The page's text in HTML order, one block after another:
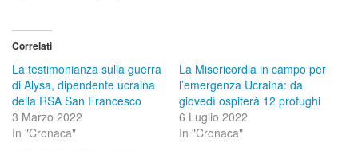
Correlati
La testimonianza sulla guerra
di Alysa, dipendente ucraina
della RSA San Francesco
3 Marzo 2022
In "Cronaca"
La Misericordia in campo per
l’emergenza Ucraina: da
giovedì ospiterà 12 profughi
6 Luglio 2022
In "Cronaca"